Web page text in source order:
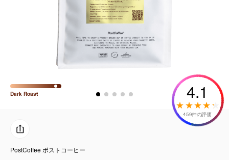
ミルク・フード類
CFFBNS
ギフトセット
リキッド
Dark Roast 4.1
459件の評価
PostCoffee ポストコーヒー